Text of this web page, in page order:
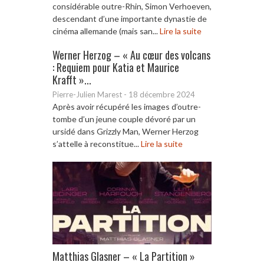
considérable outre-Rhin, Simon Verhoeven,
descendant d’une importante dynastie de
cinéma allemande (mais san...Lire la suite
Werner Herzog – « Au cœur des volcans
: Requiem pour Katia et Maurice
Krafft »...
Pierre-Julien Marest - 18 décembre 2024
Après avoir récupéré les images d’outre-
tombe d’un jeune couple dévoré par un
ursidé dans Grizzly Man, Werner Herzog
s’attelle à reconstitue...Lire la suite
Matthias Glasner – « La Partition »